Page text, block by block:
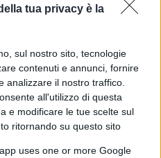
tua privacy è la
sul nostro sito, tecnologie
contenuti e annunci, fornire
analizzare il nostro traffico.
all'utilizzo di questa
e modificare le tue scelte sul
ritornando su questo sito
uses one or more Google
12
Leggi i commenti
08/2026